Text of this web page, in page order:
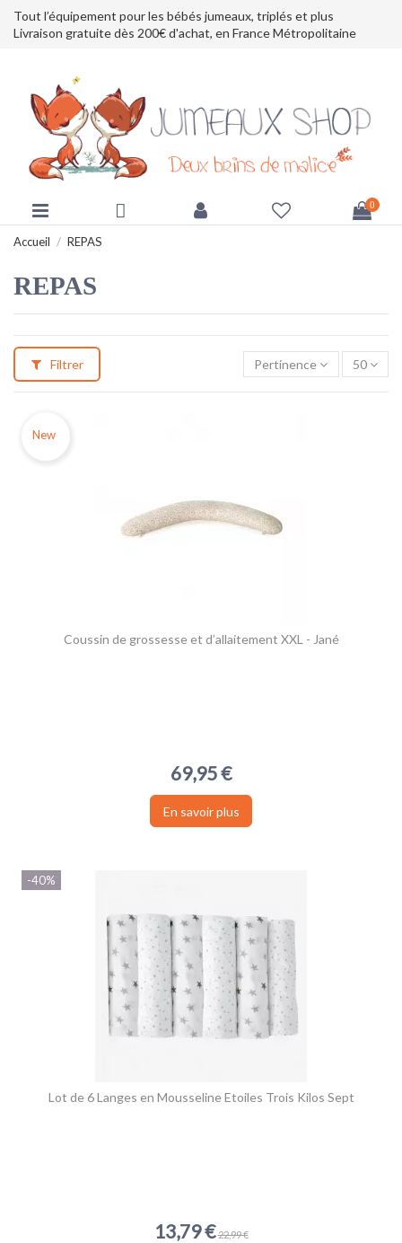
Tout l’équipement pour les bébés jumeaux, triplés et plus
Livraison gratuite dès 200€ d'achat, en France Métropolitaine
0
Accueil REPAS
REPAS
Filtrer Pertinence 50
New
Coussin de grossesse et d’allaitement XXL - Jané
69,95 €
En savoir plus
-40%
Lot de 6 Langes en Mousseline Etoiles Trois Kilos Sept
13,79 € 22,99 €